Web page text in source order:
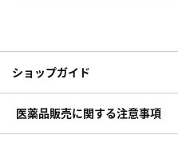
ショップガイド
医薬品販売に関する注意事項